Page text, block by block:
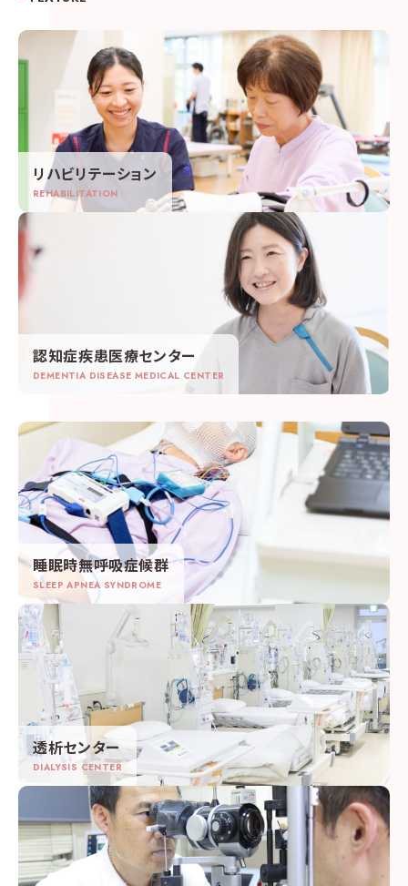
リハビリテーション
REHABILITATION
認知症疾患医療センター
DEMENTIA DISEASE MEDICAL CENTER
睡眠時無呼吸症候群
SLEEP APNEA SYNDROME
透析センター
DIALYSIS CENTER